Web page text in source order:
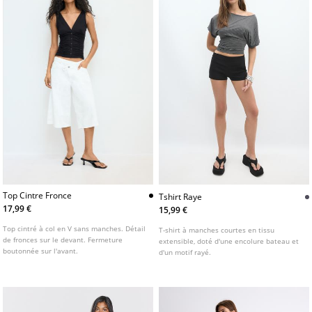
Top Cintre Fronce
17,99 €
Top cintré à col en V sans manches. Détail
de fronces sur le devant. Fermeture
boutonnée sur l'avant.
Tshirt Raye
15,99 €
T-shirt à manches courtes en tissu
extensible, doté d'une encolure bateau et
d'un motif rayé.